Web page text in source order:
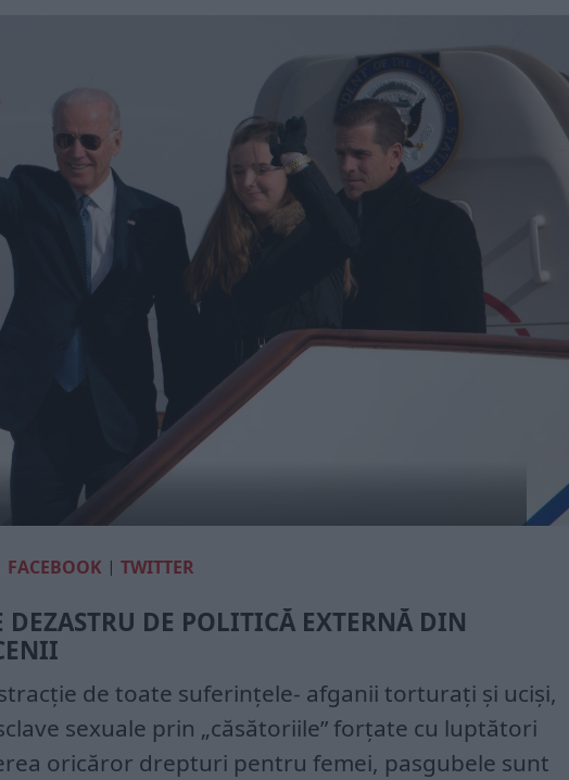
FACEBOOK | TWITTER
DE POLITICĂ EXTERNĂ DIN
de toate suferințele- afganii torturați și uciși,
sexuale prin „căsătoriile” forțate cu luptători
oricăror drepturi pentru femei, pasgubele sunt